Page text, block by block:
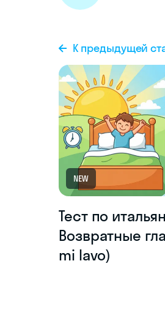
К предыдущей
NEW
Тест по
Возвратные
mi lavo)